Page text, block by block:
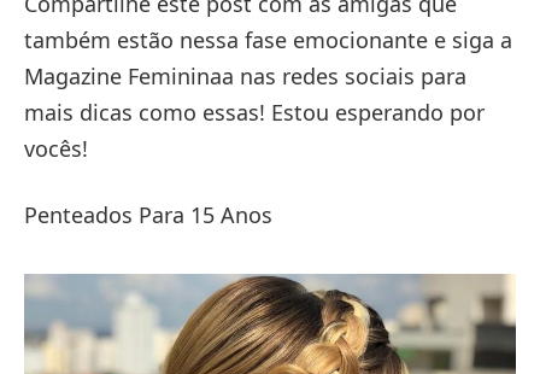
também estão nessa fase emocionante e siga a
Magazine Femininaa nas redes sociais para
mais dicas como essas! Estou esperando por
vocês!
Penteados Para 15 Anos